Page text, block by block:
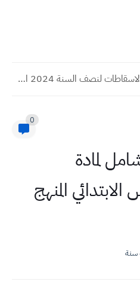
ضبط الاسقاطات لنصف السنة 2024 اللغة الإنكليزية صف السادس العلمي...
0
لمادة
المنهج